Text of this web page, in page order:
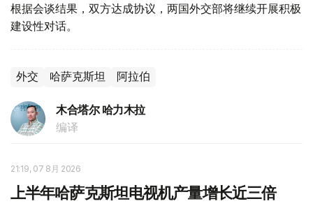
根据会谈结果，双方达成协议，两国外交部将继续开展积极
建设性对话。
外交 哈萨克斯坦 阿拉伯
木合塔尔 哈力木拉
编译
21:19, 07 8月 2026
上半年哈萨克斯坦电视机产量增长近三倍